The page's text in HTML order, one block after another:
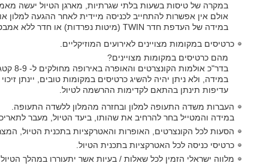
במקרה של טיסות בשעות בלתי שגרתיות, מארגן הטיול יעשה
אולם אין אפשרות להתחייב לכניסה מיידית לאחר ההגעה למלון
במידה של העדפת חדר TWIN (מיטות נפרדות) או חדר ללא אמבטיה, יעשה מאמץ להיענות לבקשה אך אין אפשרות להתחייב לכך.
כרטיסים במקומות מצויינים לאירועים המוזיקליים.
מהם כרטיסים במקומות מצויינים?
בדר"כ אולמות הקונצרטים והאופרה באירופה מחולקים ל- 8-9 קטגוריות. במקרה זה, כרטיסים מצויינים יהיו בקטגוריות 1-2. וכרטיסים טובים יהיו בקטגוריה 3.
במידה, ולא ניתן יהיה להשיג כרטיסים במקומות טובים, יינתן
עדיפות תינתן בהתאם לקדימות ההרשמה לטיול.
העברות משדה התעופה למלון ובחזרה מהמלון ללשדה התעופה.
במידה והמטייל בחר להרחיב את שהותו, ביעד הטיול, מעבר
הסעות לכל הקונצרטים, האופרות והאטרקציות בתכנית הטיול, המצריכות
כרטיסי כניסה לכל האטרקציות בתכנית הטיול.
מלווה ישראלי הזמין לכל שאלות / בעיות אשר יתעוררו במהלך הטיול.